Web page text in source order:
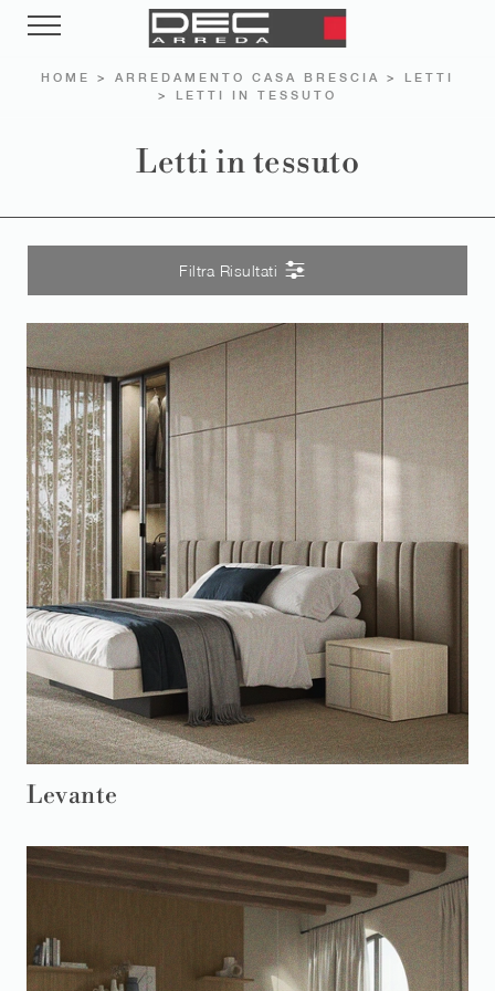
HOME > ARREDAMENTO CASA BRESCIA > LETTI
> LETTI IN TESSUTO
Letti in tessuto
Filtra Risultati
Levante